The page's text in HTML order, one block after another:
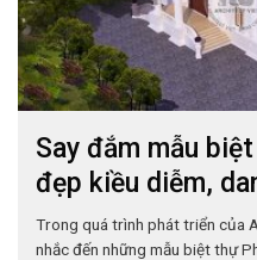
Say đắm mẫu
đẹp kiều diễm,
Trong quá trình phát triển của
nhắc đến những mẫu biệt thự